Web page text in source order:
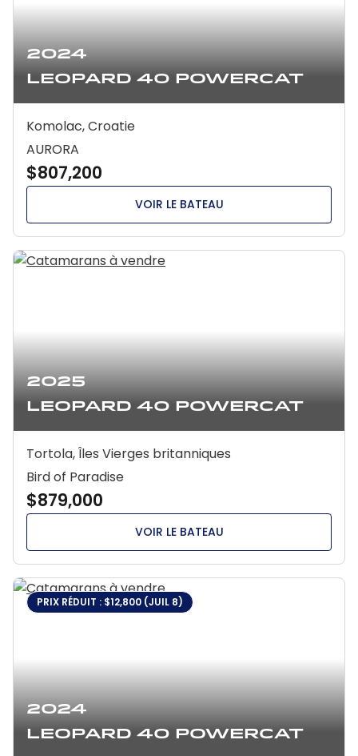
2024
Leopard 40 Powercat
Komolac, Croatie
AURORA
$807,200
VOIR LE BATEAU
2025
Leopard 40 Powercat
Tortola, Îles Vierges britanniques
Bird of Paradise
$879,000
VOIR LE BATEAU
2024
Leopard 40 Powercat
PRIX RÉDUIT : $12,800 (JUIL 8)